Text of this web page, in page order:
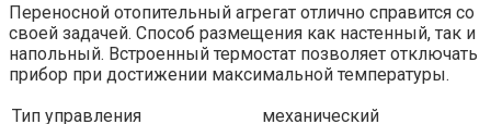
Переносной отопительный агрегат отлично справится со
своей задачей. Способ размещения как настенный, так и
напольный. Встроенный термостат позволяет отключать
прибор при достижении максимальной температуры.
Тип управления
механический